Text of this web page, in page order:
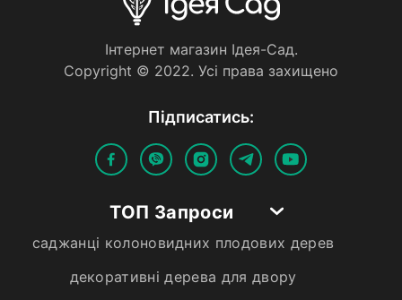
Iнтернет магазин Iдея-Сад.
Copyright © 2022. Усi права захищено
Пiдписатись:
ТОП Запроси
саджанці колоновидних плодових дерев
декоративні дерева для двору